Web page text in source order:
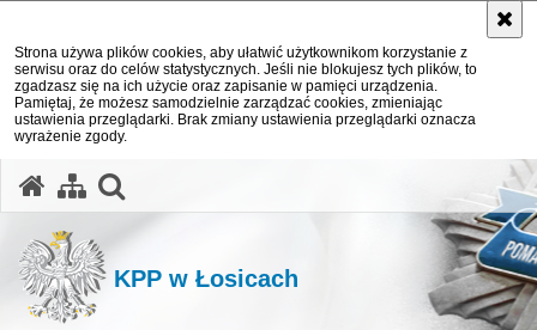
Strona używa plików cookies, aby ułatwić użytkownikom korzystanie z
serwisu oraz do celów statystycznych. Jeśli nie blokujesz tych plików, to
zgadzasz się na ich użycie oraz zapisanie w pamięci urządzenia.
Pamiętaj, że możesz samodzielnie zarządzać cookies, zmieniając
ustawienia przeglądarki. Brak zmiany ustawienia przeglądarki oznacza
wyrażenie zgody.
KPP w Łosicach